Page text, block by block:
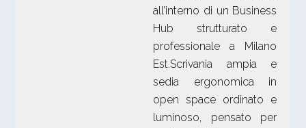
all’interno di un Business
Hub strutturato e
professionale a Milano
Est.Scrivania ampia e
sedia ergonomica in
open space ordinato e
luminoso, pensato per